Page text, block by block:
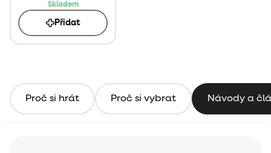
Skladem
Přidat
Proč si hrát Proč si vybrat Návody a